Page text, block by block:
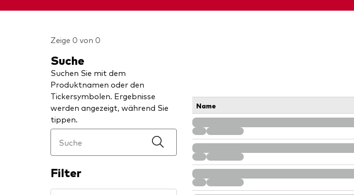
ETFs
Zeige 0 von 0
Suche
Suchen Sie mit dem
Produktnamen oder den
Tickersymbolen. Ergebnisse
werden angezeigt, während Sie
tippen.
Filter
Name